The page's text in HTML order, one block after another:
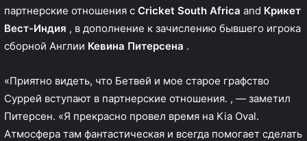
партнерские отношения с Cricket South Africa and Крикет
Вест-Индия , в дополнение к зачислению бывшего игрока
сборной Англии Кевина Питерсена .
«Приятно видеть, что Бетвей и мое старое графство
Суррей вступают в партнерские отношения. , — заметил
Питерсен. «Я прекрасно провел время на Kia Oval.
Атмосфера там фантастическая и всегда помогает сделать